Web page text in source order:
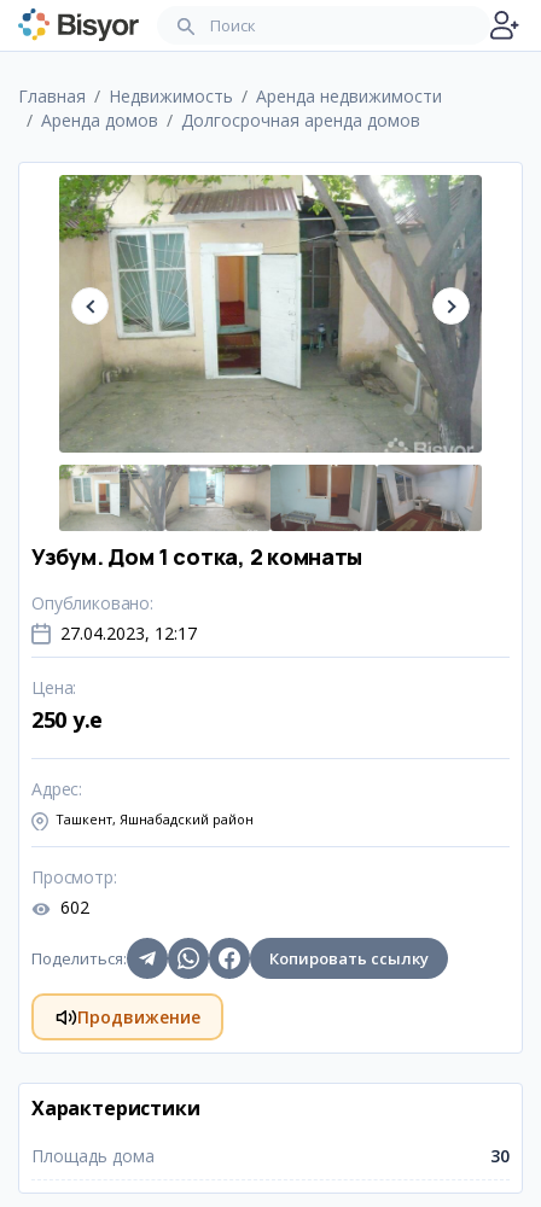
Главная Недвижимость
Аренда недвижимости
Аренда домов
Долгосрочная аренда домов
Узбум. Дом 1 сотка, 2 комнаты
Опубликовано:
27.04.2023, 12:17
Цена:
250 y.e
Адрес:
Ташкент, Яшнабадский район
Просмотр:
602
Поделиться: Копировать ссылку
Продвижение
Характеристики
Площадь дома 30